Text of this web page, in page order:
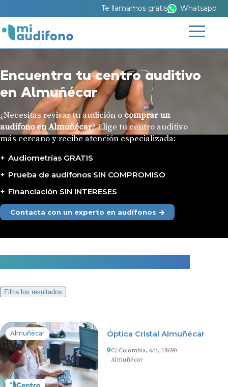
Te llamamos gratis Whatsapp
Encuentra tu centro auditivo
en Almuñécar
¿Necesitas revisar tu audición o comprar un
audífono en Almuñécar? Elige tu centro auditivo
más cercano y recibe atención especializada:
Audiometrías GRATIS
Prueba de audífonos SIN COMPROMISO
Financiación SIN INTERESES
Contacta con un experto en audífonos
1 centro auditivo en Almuñécar
Filtra los resultados
Almuñécar Óptica Cristal Almuñécar
C/ Colombia, s/n, 18690
Almuñécar